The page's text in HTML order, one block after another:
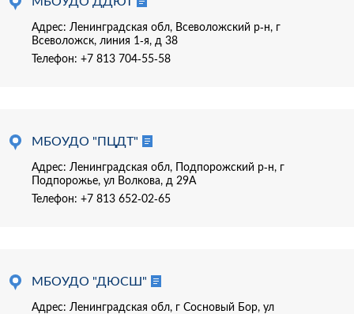
Адрес: Ленинградская обл, Всеволожский р-н, г
Всеволожск, линия 1-я, д 38
Телефон: +7 813 704-55-58
МБОУДО "ПЦДТ"
Адрес: Ленинградская обл, Подпорожский р-н, г
Подпорожье, ул Волкова, д 29А
Телефон: +7 813 652-02-65
МБОУДО "ДЮСШ"
Адрес: Ленинградская обл, г Сосновый Бор, ул